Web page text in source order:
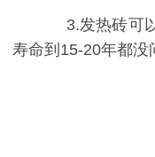
3.发热砖可以选
寿命到15-20年都没